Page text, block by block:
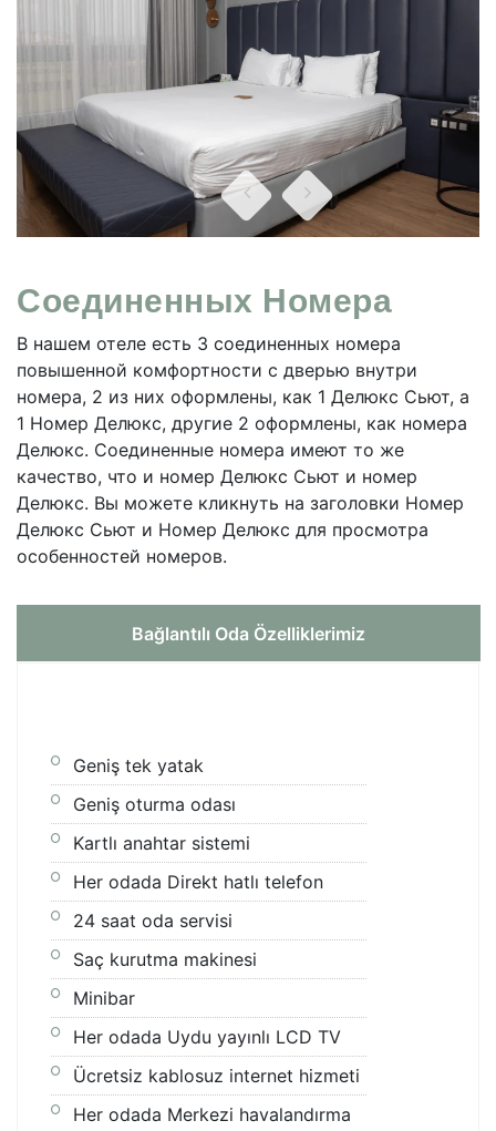
Соединенных Номера
В нашем отеле есть 3 соединенных номера
повышенной комфортности с дверью внутри
номера, 2 из них оформлены, как 1 Делюкс Сьют, а
1 Номер Делюкс, другие 2 оформлены, как номера
Делюкс. Соединенные номера имеют то же
качество, что и номер Делюкс Сьют и номер
Делюкс. Вы можете кликнуть на заголовки Номер
Делюкс Сьют и Номер Делюкс для просмотра
особенностей номеров.
Bağlantılı Oda Özelliklerimiz
Geniş tek yatak
Geniş oturma odası
Kartlı anahtar sistemi
Her odada Direkt hatlı telefon
24 saat oda servisi
Saç kurutma makinesi
Minibar
Her odada Uydu yayınlı LCD TV
Ücretsiz kablosuz internet hizmeti
Her odada Merkezi havalandırma